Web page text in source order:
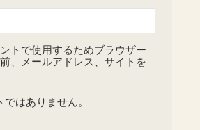
トで使用するためブラウザー
、メールアドレス、サイトを
はありません。